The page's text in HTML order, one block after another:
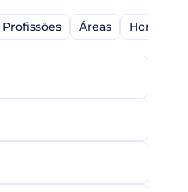
Profissões Áreas Home-